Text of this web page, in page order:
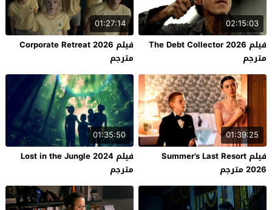
02:15:03
فيلم The Debt Collector 2026
مترجم
01:27:14
فيلم Corporate Retreat 2026
مترجم
01:39:25
فيلم Summer’s Last Resort
2026 مترجم
01:35:50
فيلم Lost in the Jungle 2024
مترجم